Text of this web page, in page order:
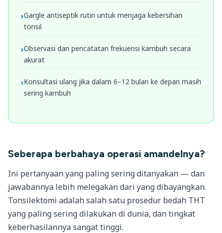
Gargle antiseptik rutin untuk menjaga kebersihan
tonsil
Observasi dan pencatatan frekuensi kambuh secara
akurat
Konsultasi ulang jika dalam 6–12 bulan ke depan masih
sering kambuh
Seberapa berbahaya operasi amandelnya?
Ini pertanyaan yang paling sering ditanyakan — dan
jawabannya lebih melegakan dari yang dibayangkan.
Tonsilektomi adalah salah satu prosedur bedah THT
yang paling sering dilakukan di dunia, dan tingkat
keberhasilannya sangat tinggi.